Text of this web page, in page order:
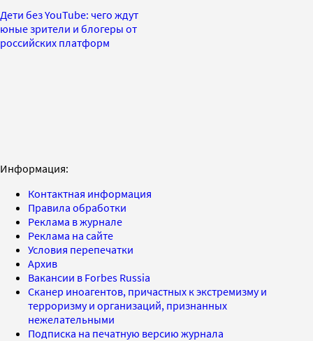
Дети без YouTube: чего ждут
юные зрители и блогеры от
российских платформ
Информация:
Контактная информация
Правила обработки
Реклама в журнале
Реклама на сайте
Условия перепечатки
Архив
Вакансии в Forbes Russia
Сканер иноагентов, причастных к экстремизму и
терроризму и организаций, признанных
нежелательными
Подписка на печатную версию журнала